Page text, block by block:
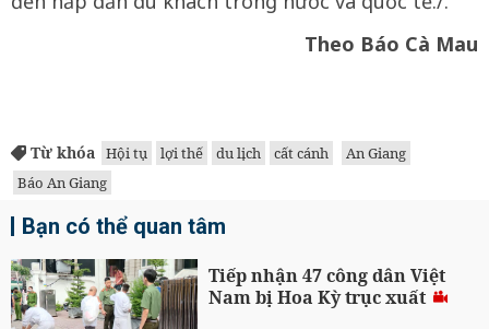
Theo Báo Cà Mau
Từ khóa Hội tụ lợi thế du lịch cất cánh
An Giang
Báo An Giang
Bạn có thể quan tâm
Tiếp nhận 47 công dân Việt
Nam bị Hoa Kỳ trục xuất